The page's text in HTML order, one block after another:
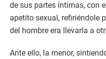
de sus partes íntimas, con
apetito sexual, refiriéndole
del hombre era llevarla a
Ante ello, la menor,